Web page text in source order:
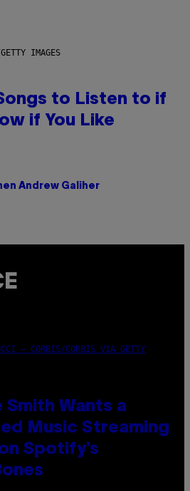
IMAGES
to Listen to if
if You Like
Andrew Galiher
– CORBIS/CORBIS VIA GETTY
Smith Wants a
Music Streaming
Spotify’s